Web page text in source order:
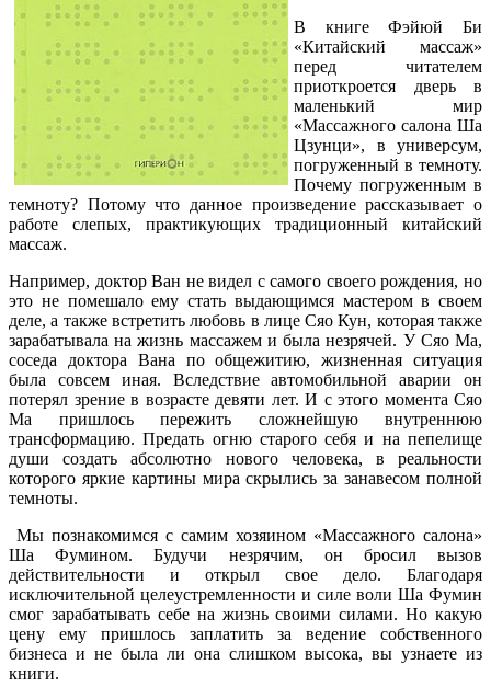
В книге Фэйюй Би
«Китайский массаж»
перед читателем
приоткроется дверь в
маленький мир
«Массажного салона Ша
Цзунци», в универсум,
погруженный в темноту.
Почему погруженным в
темноту? Потому что данное произведение рассказывает о
работе слепых, практикующих традиционный китайский
массаж.
Например, доктор Ван не видел с самого своего рождения, но
это не помешало ему стать выдающимся мастером в своем
деле, а также встретить любовь в лице Сяо Кун, которая также
зарабатывала на жизнь массажем и была незрячей. У Сяо Ма,
соседа доктора Вана по общежитию, жизненная ситуация
была совсем иная. Вследствие автомобильной аварии он
потерял зрение в возрасте девяти лет. И с этого момента Сяо
Ма пришлось пережить сложнейшую внутреннюю
трансформацию. Предать огню старого себя и на пепелище
души создать абсолютно нового человека, в реальности
которого яркие картины мира скрылись за занавесом полной
темноты.
Мы познакомимся с самим хозяином «Массажного салона»
Ша Фумином. Будучи незрячим, он бросил вызов
действительности и открыл свое дело. Благодаря
исключительной целеустремленности и силе воли Ша Фумин
смог зарабатывать себе на жизнь своими силами. Но какую
цену ему пришлось заплатить за ведение собственного
бизнеса и не была ли она слишком высока, вы узнаете из
книги.